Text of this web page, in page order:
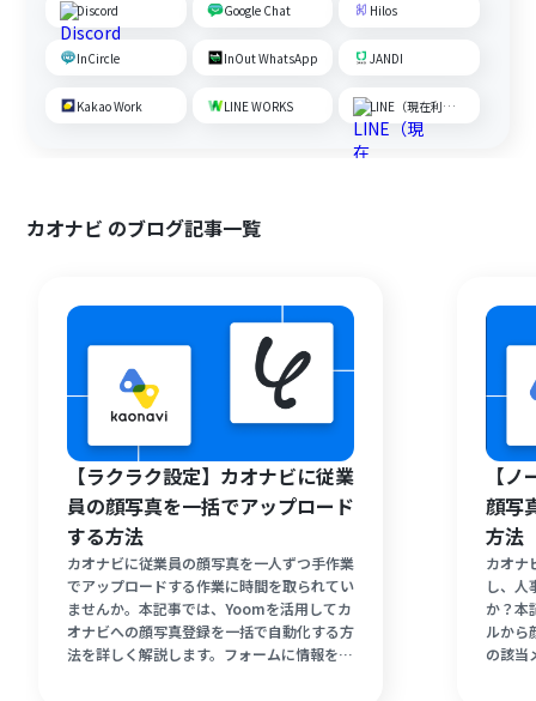
Discord Google Chat Hilos
InCircle InOut WhatsApp JANDI
Kakao Work LINE WORKS LINE（現在利用不可）
カオナビ のブログ記事一覧
【ラクラク設定】カオナビに従業
員の顔写真を一括でアップロード
する方法
カオナビに従業員の顔写真を一人ずつ手作業
でアップロードする作業に時間を取られてい
ませんか。本記事では、Yoomを活用してカ
オナビへの顔写真登録を一括で自動化する方
法を詳しく解説します。フォームに情報を入
【
顔写
方法
カオナ
し、人
か？本
ルから
の該当